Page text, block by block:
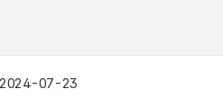
2024-07-23